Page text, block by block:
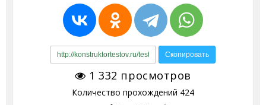
1 332 просмотров
Количество прохождений 424